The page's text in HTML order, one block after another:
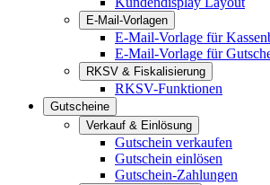
E-Mail-Vorlagen
E-Mail-Vorlage für
E-Mail-Vorlage für
RKSV & Fiskalisierung
RKSV-Funktionen
Gutscheine
Verkauf & Einlösung
Gutschein verkaufen
Gutschein einlösen
Gutschein-Zahlungen